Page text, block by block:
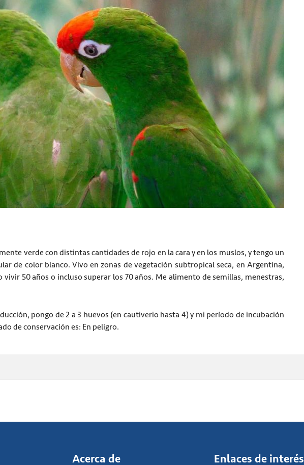
verde con distintas cantidades de rojo en la cara y en los muslos, y tengo un
de color blanco. Vivo en zonas de vegetación subtropical seca, en Argentina,
vivir 50 años o incluso superar los 70 años. Me alimento de semillas, menestras,
pongo de 2 a 3 huevos (en cautiverio hasta 4) y mi período de incubación
de conservación es: En peligro.
Acerca de Enlaces de interés